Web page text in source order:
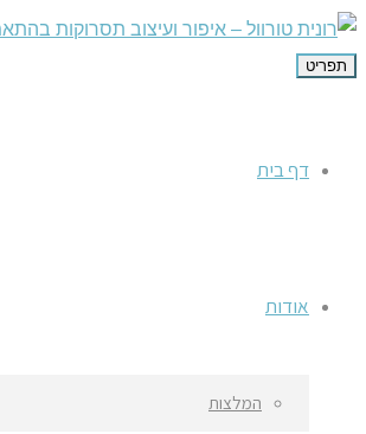
תפריט
דף בית
אודות
המלצות